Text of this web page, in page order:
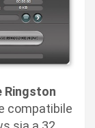
Ringston
compatibile